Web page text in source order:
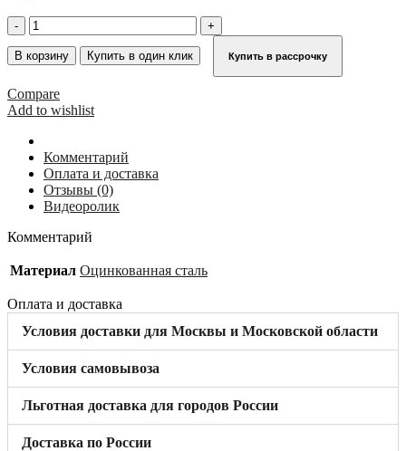
Количество
товара
Стенной
500
мм
KRAUSE
(сталь)
835338
В корзину Купить в один клик Купить в рассрочку
Compare
Add to wishlist
Комментарий
Оплата и доставка
Отзывы (0)
Видеоролик
Комментарий
Материал Оцинкованная сталь
Оплата и доставка
Условия доставки для Москвы и Московской области
Условия самовывоза
Льготная доставка для городов России
Доставка по России